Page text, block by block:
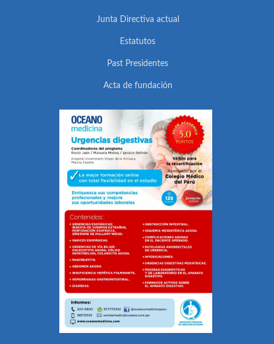
Junta Directiva actual
Estatutos
Past Presidentes
Acta de fundación